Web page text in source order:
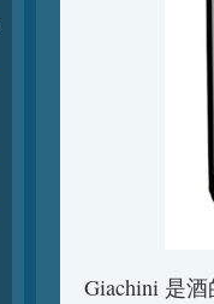
Giachini 是